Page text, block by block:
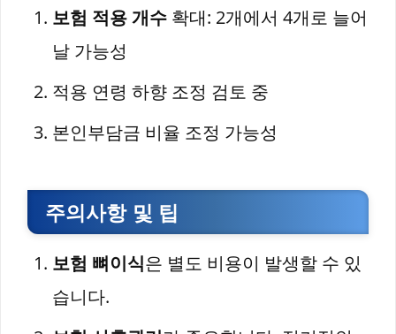
보험 적용 개수 확대: 2개에서 4개로 늘어
날 가능성
적용 연령 하향 조정 검토 중
본인부담금 비율 조정 가능성
주의사항 및 팁
보험 뼈이식은 별도 비용이 발생할 수 있
습니다.